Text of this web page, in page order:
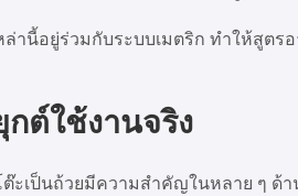
ล่านี้อยู่ร่วมกับระบบเมตริก ทำให้สูตร
กต์ใช้งานจริง
ะเป็นถ้วยมีความสำคัญในหลาย ๆ ด้า